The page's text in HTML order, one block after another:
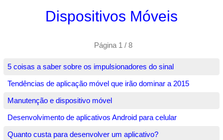
Dispositivos Móveis
Página 1 / 8
5 coisas a saber sobre os impulsionadores do sinal
Tendências de aplicação móvel que irão dominar a 2015
Manutenção e dispositivo móvel
Desenvolvimento de aplicativos Android para celular
Quanto custa para desenvolver um aplicativo?